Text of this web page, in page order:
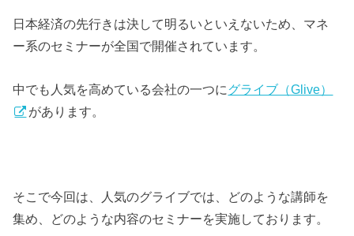
日本経済の先行きは決して明るいといえないため、マネ
ー系のセミナーが全国で開催されています。
中でも人気を高めている会社の一つにグライブ（Glive）
があります。
そこで今回は、人気のグライブでは、どのような講師を
集め、どのような内容のセミナーを実施しております。